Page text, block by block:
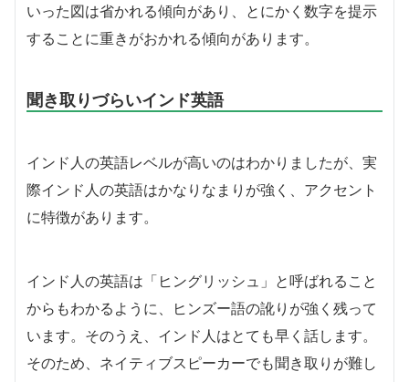
いった図は省かれる傾向があり、とにかく数字を提示
することに重きがおかれる傾向があります。
聞き取りづらいインド英語
インド人の英語レベルが高いのはわかりましたが、実
際インド人の英語はかなりなまりが強く、アクセント
に特徴があります。
インド人の英語は「ヒングリッシュ」と呼ばれること
からもわかるように、ヒンズー語の訛りが強く残って
います。そのうえ、インド人はとても早く話します。
そのため、ネイティブスピーカーでも聞き取りが難し